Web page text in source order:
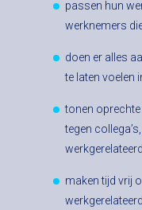
passen hun
werknemers
doen er alles
te laten voelen
tonen oprechte
tegen
maken tijd vrij